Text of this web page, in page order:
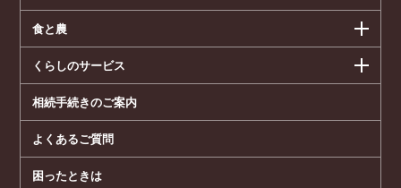
食と農
くらしのサービス
相続手続きのご案内
よくあるご質問
困ったときは